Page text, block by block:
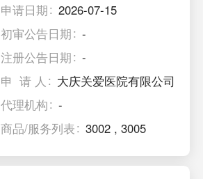
申请日期
2026-07-15
初审公告日期
-
注册公告日期
-
申 请 人
大庆关爱医院有限公司
代理机构
-
商品/服务列表
3002 ,3005